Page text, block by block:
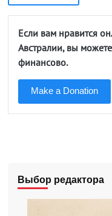
Если вам нравится
Австралии, вы
финансово.
Make a Donation
Выбор редактора